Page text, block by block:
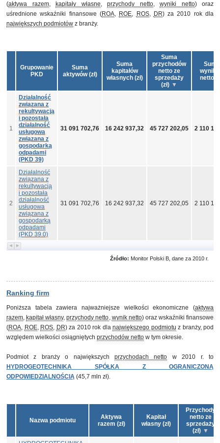
(aktywa razem, kapitały własne, przychody netto, wyniki netto) oraz
uśrednione wskaźniki finansowe (ROA, ROE, ROS, DR) za 2010 rok dla
największych podmiotów z branży.
Grupowanie
PKD
Suma
aktywów (zł)
Suma
kapitałów
własnych (zł)
Suma
przychodów
netto ze
sprzedaży
(zł)
Suma
netto
1
Działalność
związana z
rekultywacją
i pozostała
działalność
usługowa
związana z
gospodarką
odpadami
(PKD 39)
31 091 702,76 16 242 937,32 45 727 202,05 2 110
2
Działalność
związana z
rekultywacją
i pozostała
działalność
usługowa
związana z
gospodarką
odpadami
(PKD 39.0)
31 091 702,76 16 242 937,32 45 727 202,05 2 110
Źródło: Monitor Polski B, dane za 2010 r.
Ranking firm
Poniższa tabela zawiera najważniejsze wielkości ekonomiczne (aktywa
razem, kapitał własny,przychody netto, wynik netto) oraz wskaźniki finansowe
(ROA, ROE, ROS, DR) za 2010 rok dla największego podmiotu z branży, pod
względem wielkości osiągniętych przychodów netto w tym okresie.
Podmiot z branży o największych przychodach netto w 2010 r. to
HYDROGEOTECHNIKA SPÓŁKA Z OGRANICZONĄ
ODPOWIEDZIALNOŚCIĄ (45,7 mln zł).
Nazwa podmiotu
Aktywa
razem (zł)
Kapitał
własny (zł)
Przychody
netto ze
sprzedaży
(zł)